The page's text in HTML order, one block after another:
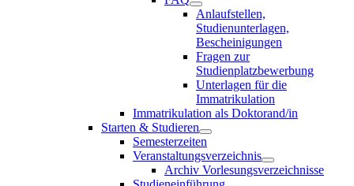
Anlaufstellen,
Studienunterlagen,
Bescheinigungen
Fragen zur
Studienplatzbewerbung
Unterlagen für die
Immatrikulation
Immatrikulation als Doktorand/in
Starten & Studieren
Semesterzeiten
Veranstaltungsverzeichnis
Archiv Vorlesungsverzeichnisse